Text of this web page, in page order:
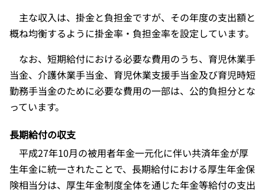
主な収入は、掛金と負担金ですが、その年度の支出額と
概ね均衡するように掛金率・負担金率を設定しています。
なお、短期給付における必要な費用のうち、育児休業手
当金、介護休業手当金、育児休業支援手当金及び育児時短
勤務手当金のために必要な費用の一部は、公的負担分とな
っています。
長期給付の収支
平成27年10月の被用者年金一元化に伴い共済年金が厚
生年金に統一されたことで、長期給付における厚生年金保
険相当分は、厚生年金制度全体を通じた年金等給付の支出